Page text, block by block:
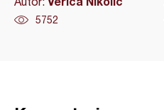
5752